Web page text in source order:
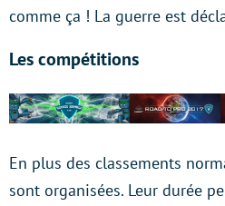
comme ça ! La guerre est
Les compétitions
En plus des classements
sont organisées. Leur durée